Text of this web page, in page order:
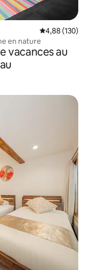
Évaluation
4,88 (130)
en nature
vacances au